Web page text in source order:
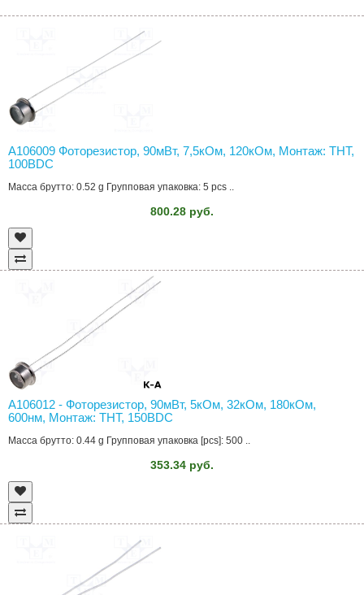
A106009 Фоторезистор, 90мВт, 7,5кОм, 120кОм, Монтаж: THT,
100ВDC
Масса брутто: 0.52 g Групповая упаковка: 5 pcs ..
800.28 руб.
A106012 - Фоторезистор, 90мВт, 5кОм, 32кОм, 180кОм,
600нм, Монтаж: THT, 150ВDC
Масса брутто: 0.44 g Групповая упаковка [pcs]: 500 ..
353.34 руб.